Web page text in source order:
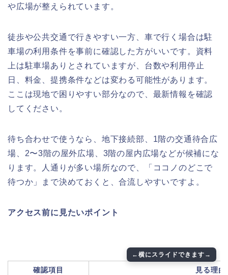
や広場が整えられています。
徒歩や公共交通で行きやすい一方、車で行く場合は駐
車場の利用条件を事前に確認した方がいいです。資料
上は駐車場ありとされていますが、台数や利用停止
日、料金、提携条件などは変わる可能性があります。
ここは現地で困りやすい部分なので、最新情報を確認
してください。
待ち合わせで使うなら、地下接続部、1階の交通待合広
場、2〜3階の屋外広場、3階の屋内広場などが候補にな
ります。人通りが多い場所なので、「ココノのどこで
待つか」まで決めておくと、合流しやすいですよ。
アクセス前に見たいポイント
確認項目 見る理由